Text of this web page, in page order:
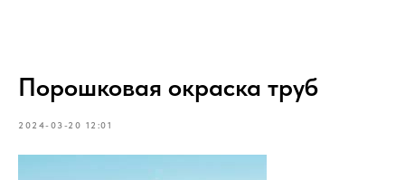
Порошковая окраска труб
2024-03-20 12:01